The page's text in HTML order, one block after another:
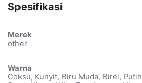
Spesifikasi
Merek
other
Warna
Coksu, Kunyit, Biru Muda, Birel,